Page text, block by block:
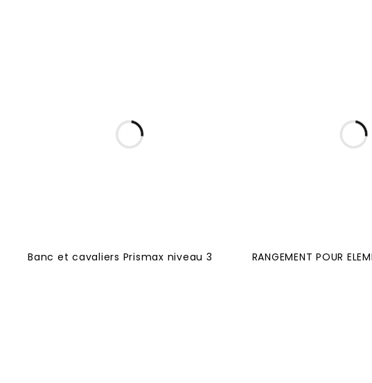
Banc et cavaliers Prismax niveau 3 RANGEMENT POUR